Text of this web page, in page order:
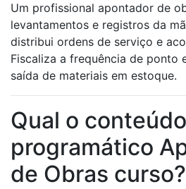
Um profissional apontador de
levantamentos e registros da
distribui ordens de serviço e
Fiscaliza a frequência de ponto
saída de materiais em estoque.
Qual o conteúdo
programático
de Obras curso?